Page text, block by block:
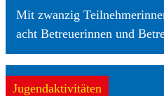
Mit zwanzig
acht Betreuerinnen und
Jugendaktivitäten